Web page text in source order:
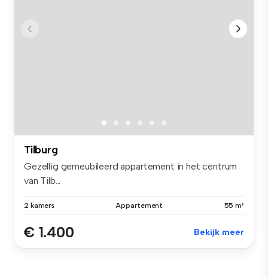
Tilburg
Gezellig gemeubileerd appartement in het centrum
van Tilb...
2 kamers Appartement 55 m²
€ 1.400 Bekijk meer